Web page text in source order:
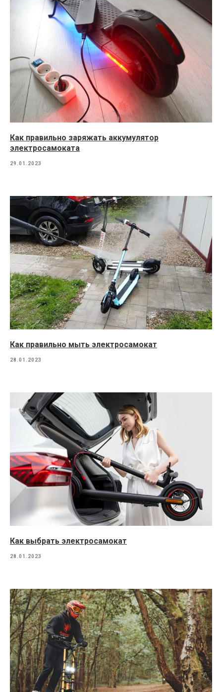
Как правильно заряжать аккумулятор
электросамоката
29.01.2023
Как правильно мыть электросамокат
28.01.2023
Как выбрать электросамокат
28.01.2023